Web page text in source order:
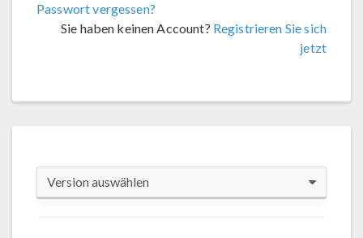
Passwort vergessen?
Sie haben keinen Account? Registrieren Sie sich
jetzt
Version auswählen